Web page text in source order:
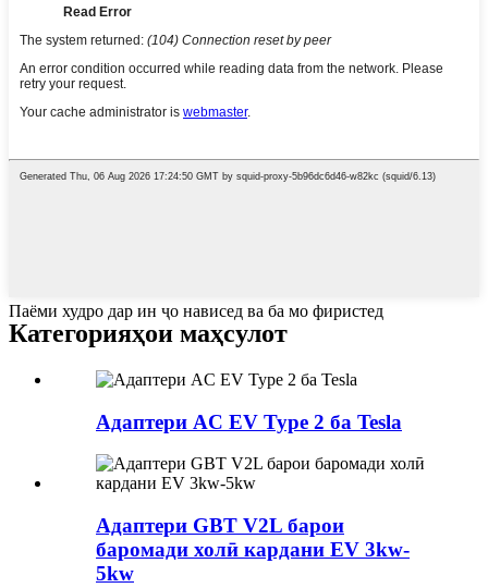
Паёми худро дар ин ҷо нависед ва ба мо фиристед
Категорияҳои маҳсулот
Адаптери AC EV Type 2 ба Tesla
Адаптери GBT V2L барои
баромади холӣ кардани EV 3kw-
5kw